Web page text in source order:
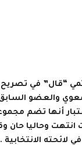
“قال” في
والعضو
أنها تضم
انتهت وحاليا حان
لائحته الانتخابية .